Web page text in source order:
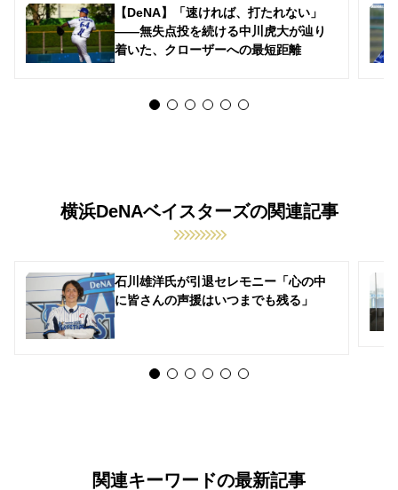
【DeNA】「速ければ、打たれない」
――無失点投を続ける中川虎大が辿り
着いた、クローザーへの最短距離
横浜DeNAベイスターズの関連記事
石川雄洋氏が引退セレモニー「心の中
に皆さんの声援はいつまでも残る」
関連キーワードの最新記事